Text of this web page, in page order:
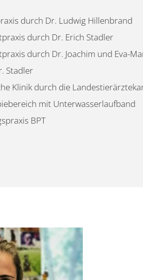
durch Dr. Ludwig Hillenbrand
durch Dr. Erich Stadler
durch Dr. Joachim und Eva-
Stadler
Klinik durch die
mit Unterwasserlaufband
BPT